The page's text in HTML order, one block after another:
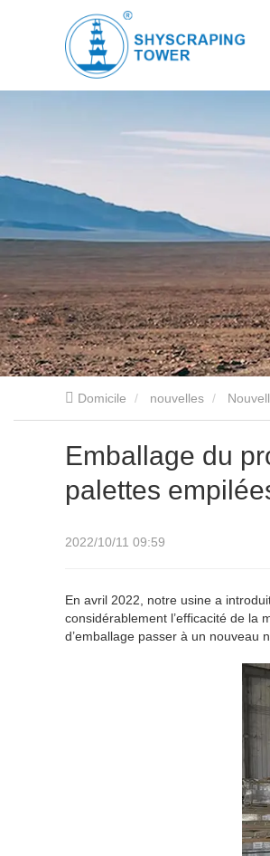
Domicile nouvelles
Emballage du
palettes
2022/10/11 09:59
En avril 2022, notre usine a
considérablement l’efficacité de la
d’emballage passer à un nouveau